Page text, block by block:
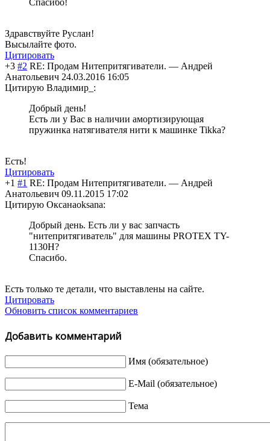
Спасибо!
Здравствуйте Руслан!
Высылайте фото.
Цитировать
+3 #2 RE: Продам Нитепритягиватели. — Андрей
Анатольевич 24.03.2016 16:05
Цитирую Владимир_:
Добрый день!
Есть ли у Вас в наличии амортизирующая
пружинка натягивателя нити к машинке Tikka?
Есть!
Цитировать
+1 #1 RE: Продам Нитепритягиватели. — Андрей
Анатольевич 09.11.2015 17:02
Цитирую Оксанаoksana:
Добрый день. Есть ли у вас запчасть
"нитепритягиватель" для машины PROTEX TY-
1130H?
Спасибо.
Есть только те детали, что выставлены на сайте.
Цитировать
Обновить список комментариев
Добавить комментарий
Имя (обязательное)
E-Mail (обязательное)
Тема